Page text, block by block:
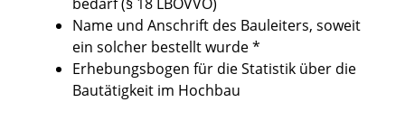
Name und Anschrift des Bauleiters, soweit
ein solcher bestellt wurde *
Erhebungsbogen für die Statistik über die
Bautätigkeit im Hochbau